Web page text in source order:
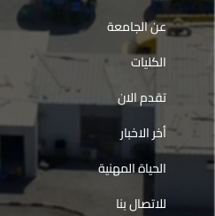
عن الجامعة
الكليات
تقدم الان
أخر الاخبار
الحياة المهنية
للاتصال بنا